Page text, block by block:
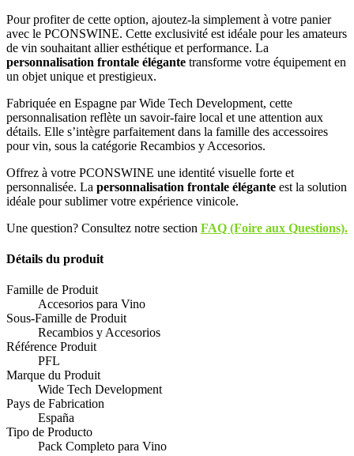
Pour profiter de cette option, ajoutez-la simplement à votre panier
avec le PCONSWINE. Cette exclusivité est idéale pour les amateurs
de vin souhaitant allier esthétique et performance. La
personnalisation frontale élégante transforme votre équipement en
un objet unique et prestigieux.
Fabriquée en Espagne par Wide Tech Development, cette
personnalisation reflète un savoir-faire local et une attention aux
détails. Elle s’intègre parfaitement dans la famille des accessoires
pour vin, sous la catégorie Recambios y Accesorios.
Offrez à votre PCONSWINE une identité visuelle forte et
personnalisée. La personnalisation frontale élégante est la solution
idéale pour sublimer votre expérience vinicole.
Une question? Consultez notre section FAQ (Foire aux Questions).
Détails du produit
Famille de Produit
Accesorios para Vino
Sous-Famille de Produit
Recambios y Accesorios
Référence Produit
PFL
Marque du Produit
Wide Tech Development
Pays de Fabrication
España
Tipo de Producto
Pack Completo para Vino